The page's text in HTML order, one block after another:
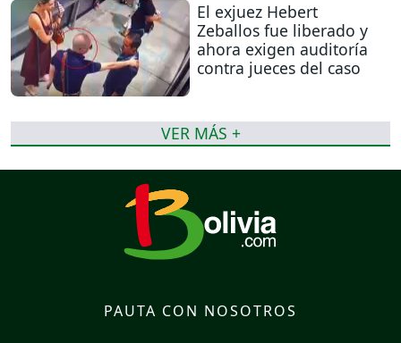
El exjuez Hebert
Zeballos fue liberado y
ahora exigen auditoría
contra jueces del caso
VER MÁS +
PAUTA CON NOSOTROS